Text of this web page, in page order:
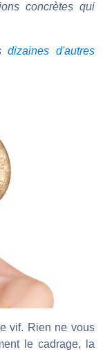
concrètes qui
dizaines d'autres
vif. Rien ne vous
le cadrage, la